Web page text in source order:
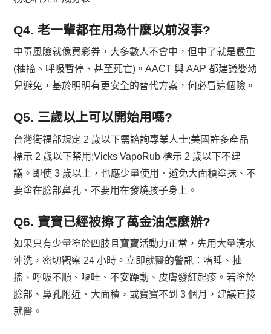
Q4. 老一輩都在用為什麼以前沒事?
中毒風險就像買彩券，大多數人不會中，但中了就是嚴重
(抽搐、呼吸暫停、甚至死亡)。AACT 與 AAP 都建議嬰幼
兒避免，基於明明有更安全的替代方案，何必冒這個險。
Q5. 三歲以上可以開始用嗎?
台灣衛福部規定 2 歲以下需諮詢專業人士;美國許多產品
標示 2 歲以下禁用;Vicks VapoRub 標示 2 歲以下不建
議。即使 3 歲以上，也應少量使用、避免大面積塗抹、不
要塗在臉部鼻孔、不要用在發燒孩子身上。
Q6. 寶寶已經被擦了萬金油怎麼辦?
如果只有少量塗於四肢且寶寶活動力正常，先用大量清水
沖洗，密切觀察 24 小時。立即就醫的警訊：嗜睡、抽
搐、呼吸不順、嘔吐、不安躁動、皮膚發紅起疹。若塗於
臉部、鼻孔附近、大面積，或寶寶不到 3 個月，建議直接
就醫。